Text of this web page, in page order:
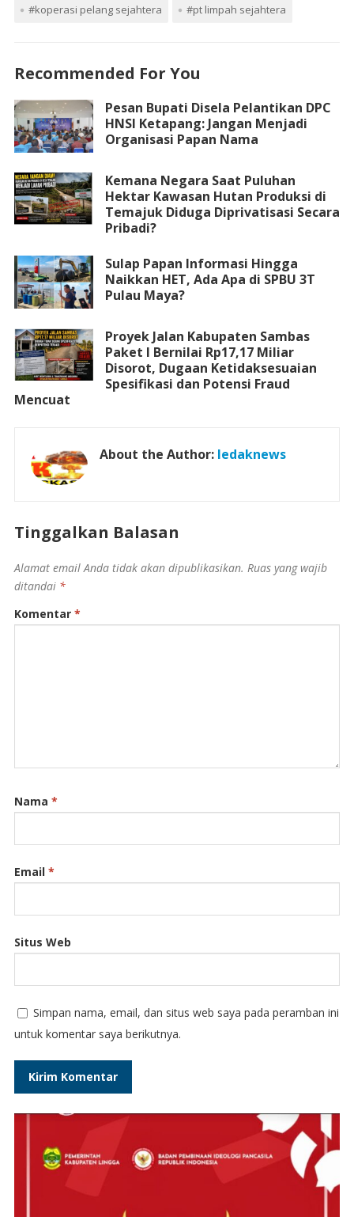
#koperasi pelang sejahtera #pt limpah sejahtera
Recommended For You
Pesan Bupati Disela Pelantikan DPC
HNSI Ketapang: Jangan Menjadi
Organisasi Papan Nama
Kemana Negara Saat Puluhan
Hektar Kawasan Hutan Produksi di
Temajuk Diduga Diprivatisasi Secara
Pribadi?
Sulap Papan Informasi Hingga
Naikkan HET, Ada Apa di SPBU 3T
Pulau Maya?
Proyek Jalan Kabupaten Sambas
Paket I Bernilai Rp17,17 Miliar
Disorot, Dugaan Ketidaksesuaian
Spesifikasi dan Potensi Fraud
Mencuat
About the Author: ledaknews
Tinggalkan Balasan
Alamat email Anda tidak akan dipublikasikan. Ruas yang wajib
ditandai *
Komentar *
Nama *
Email *
Situs Web
Simpan nama, email, dan situs web saya pada peramban ini
untuk komentar saya berikutnya.